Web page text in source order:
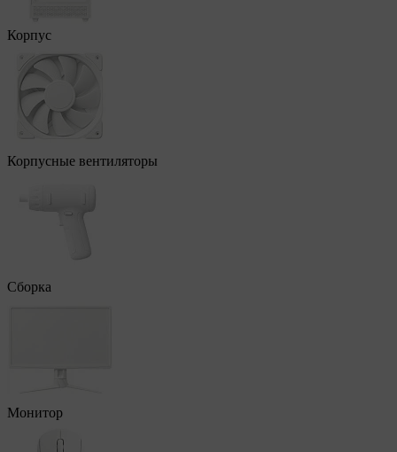
Корпус
Корпусные вентиляторы
Сборка
Монитор